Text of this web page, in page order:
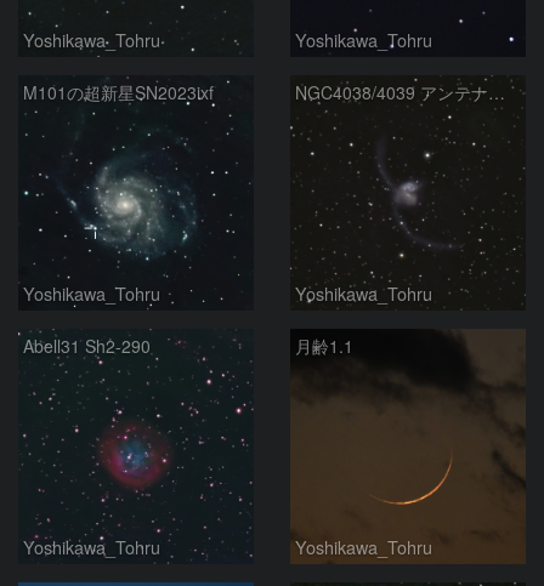
Yoshikawa_Tohru Yoshikawa_Tohru
M101の超新星SN2023ixf
Yoshikawa_Tohru
NGC4038/4039 アンテナ銀河
Yoshikawa_Tohru
Abell31 Sh2-290
Yoshikawa_Tohru
月齢1.1
Yoshikawa_Tohru